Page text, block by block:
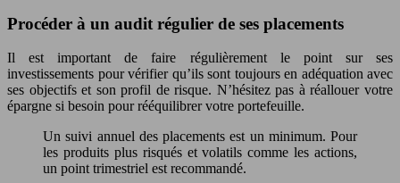
Procéder à un audit régulier de ses placements
Il est important de faire régulièrement le point sur ses
investissements pour vérifier qu’ils sont toujours en adéquation avec
ses objectifs et son profil de risque. N’hésitez pas à réallouer votre
épargne si besoin pour rééquilibrer votre portefeuille.
Un suivi annuel des placements est un minimum. Pour
les produits plus risqués et volatils comme les actions,
un point trimestriel est recommandé.